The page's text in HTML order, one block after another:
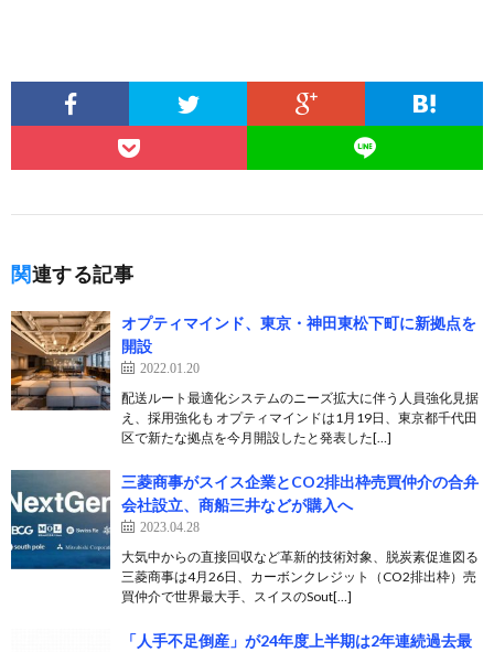
関連する記事
オプティマインド、東京・神田東松下町に新拠点を
開設
2022.01.20
配送ルート最適化システムのニーズ拡大に伴う人員強化見据
え、採用強化も オプティマインドは1月19日、東京都千代田
区で新たな拠点を今月開設したと発表した[…]
三菱商事がスイス企業とCO2排出枠売買仲介の合弁
会社設立、商船三井などが購入へ
2023.04.28
大気中からの直接回収など革新的技術対象、脱炭素促進図る
三菱商事は4月26日、カーボンクレジット（CO2排出枠）売
買仲介で世界最大手、スイスのSout[…]
「人手不足倒産」が24年度上半期は2年連続過去最